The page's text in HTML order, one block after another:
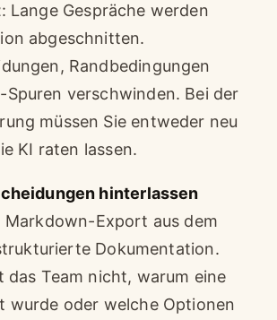
: Lange Gespräche werden
abgeschnitten.
Randbedingungen
Spuren verschwinden. Bei der
müssen Sie entweder neu
KI raten lassen.
hinterlassen
Markdown-Export aus dem
Dokumentation.
das Team nicht, warum eine
wurde oder welche Optionen